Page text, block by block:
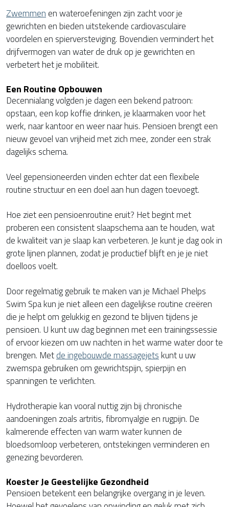
Zwemmen en wateroefeningen zijn zacht voor je
gewrichten en bieden uitstekende cardiovasculaire
voordelen en spierversteviging. Bovendien vermindert het
drijfvermogen van water de druk op je gewrichten en
verbetert het je mobiliteit.
Een Routine Opbouwen
Decennialang volgden je dagen een bekend patroon:
opstaan, een kop koffie drinken, je klaarmaken voor het
werk, naar kantoor en weer naar huis. Pensioen brengt een
nieuw gevoel van vrijheid met zich mee, zonder een strak
dagelijks schema.
Veel gepensioneerden vinden echter dat een flexibele
routine structuur en een doel aan hun dagen toevoegt.
Hoe ziet een pensioenroutine eruit? Het begint met
proberen een consistent slaapschema aan te houden, wat
de kwaliteit van je slaap kan verbeteren. Je kunt je dag ook in
grote lijnen plannen, zodat je productief blijft en je je niet
doelloos voelt.
Door regelmatig gebruik te maken van je Michael Phelps
Swim Spa kun je niet alleen een dagelijkse routine creëren
die je helpt om gelukkig en gezond te blijven tijdens je
pensioen. U kunt uw dag beginnen met een trainingssessie
of ervoor kiezen om uw nachten in het warme water door te
brengen. Metde ingebouwde massagejetskunt u uw
zwemspa gebruiken om gewrichtspijn, spierpijn en
spanningen te verlichten.
Hydrotherapie kan vooral nuttig zijn bij chronische
aandoeningen zoals artritis, fibromyalgie en rugpijn. De
kalmerende effecten van warm water kunnen de
bloedsomloop verbeteren, ontstekingen verminderen en
genezing bevorderen.
Koester Je Geestelijke Gezondheid
Pensioen betekent een belangrijke overgang in je leven.